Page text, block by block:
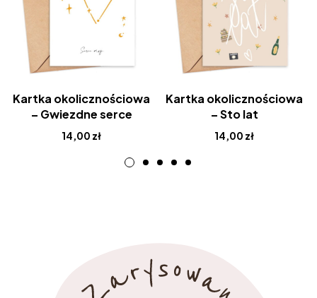
Kartka okolicznościowa
– Gwiezdne serce
14,00 zł
Kartka okolicznościowa
– Sto lat
14,00 zł